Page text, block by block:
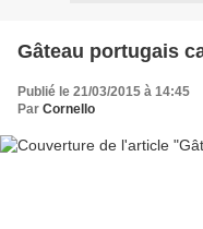
Gâteau portugais
Publié le 21/03/2015 à 14:45
Par Cornello